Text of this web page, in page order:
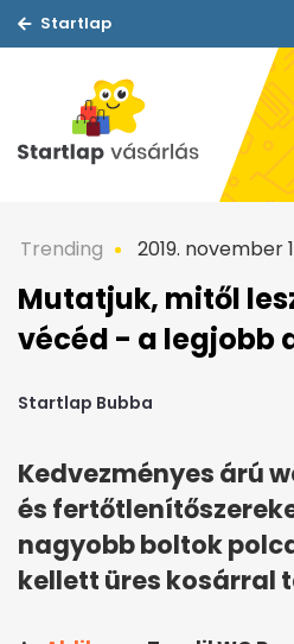
Startlap
Trending 2019. november
Mutatjuk, mitől
vécéd - a legjobb
Startlap Bubba
Kedvezményes árú
és
nagyobb boltok
kellett üres kosárral